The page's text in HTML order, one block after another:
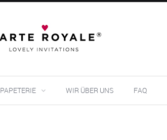
PAPETERIE WIR ÜBER UNS FAQ